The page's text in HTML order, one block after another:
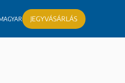
JEGYVÁSÁRLÁS